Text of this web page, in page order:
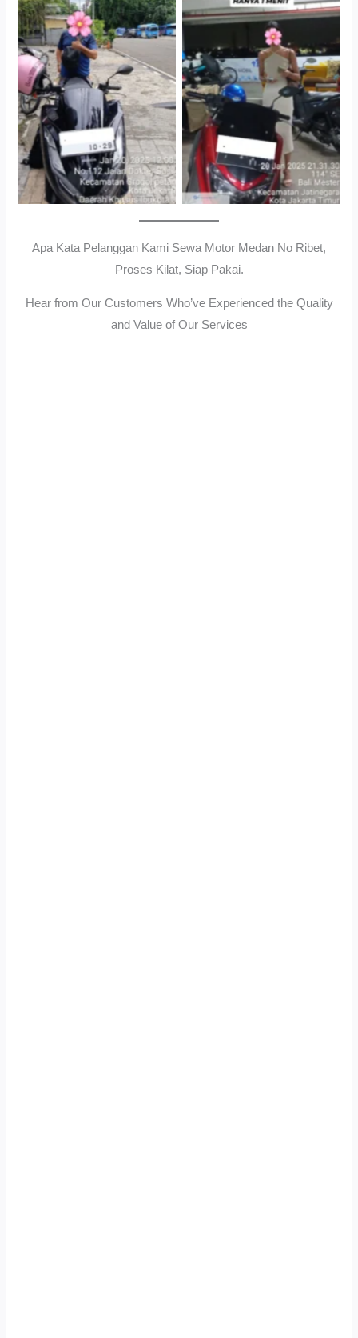
Antar Jemput Kendaraan
Cityplaza Jatinegara
Gedung Parkir P6ASewa
Motor Medan Sunggal No
Ribet, Proses Kilat, Siap
Pakai.
Apa Kata Pelanggan Kami Sewa Motor Medan No Ribet,
Proses Kilat, Siap Pakai.
Hear from Our Customers Who’ve Experienced the Quality
and Value of Our Services